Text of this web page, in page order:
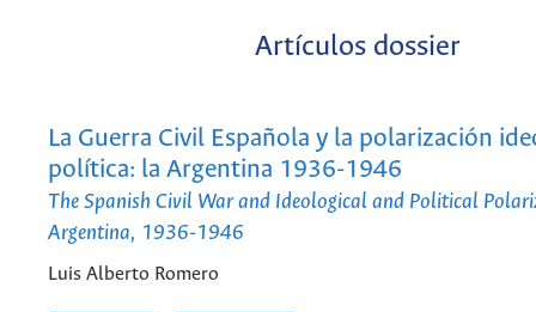
Artículos dossier
La Guerra Civil Española y la polarización
política: la Argentina 1936-1946
The Spanish Civil War and Ideological and Political
Argentina, 1936-1946
Luis Alberto Romero